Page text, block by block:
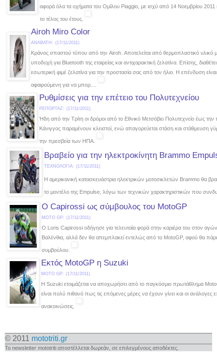
αφορά όλα τα οχήματα του Ομίλου Piaggio, με ισχύ από 14 Νοεμβρίου 2011
το τέλος του έτους.
Airoh Miro Color
ΑΝΑΒΑΤΗ: (17/11/2011)
Κράνος σπαστού τύπου από την Airoh. Αποτελείται από θερμοπλαστικό υλικό
υποδοχή για Bluetooth της εταιρείας και αντιχαρακτική ζελατίνα. Επίσης, διαθέτει
εσωτερική φιμέ ζελατίνα για την προστασία σας από τον ήλιο. Η επένδυση είναι
αφαιρούμενη για να μπορ....
Ρυθμίσεις για την επέτειο του Πολυτεχνείου
ΡΕΠΟΡΤΑΖ: (17/11/2011)
Ήδη από την Τρίτη οι δρόμοι από το Εθνικό Μετσόβιο Πολυτεχνείο έως την
Κάνιγγος παραμένουν κλειστοί, ενώ απαγορεύεται στάση και στάθμευση
την πρεσβεία των ΗΠΑ.
Βραβείο για την ηλεκτροκίνητη Brammo
ΤΕΧΝΟΛΟΓΙΑ: (17/11/2011)
H αμερικανική κατασκευάστρια ηλεκτρικών μοτοσικλετών Brammo θα
το μοντέλο της Empulse, λόγω των τεχνικών χαρακτηριστικών που
O Capirossi ως σύμβουλος του MotoGP
MOTO GP: (17/11/2011)
Ο Loris Capirossi οδήγησε για τελευταία φορά στην καριέρα του στον
Βαλένθια, αλλά δεν θα απεμπλακεί εντελώς από το MotoGP, αφού θα
συμβούλου.
Εκτός MotoGP η Suzuki
MOTO GP: (17/11/2011)
Η Suzuki ετοιμάζεται να αποχωρήσει από το παγκόσμιο πρωτάθλημα
είναι πολύ πιθανό πως τις επόμενες μέρες να έχουν γίνει και οι ανάλογες
ανακοινώσεις.
© 2011 mototriti.gr
Το newsletter mototriti αποστέλλεται δωρεάν, σε επιλεγμένους αποδέκτες.